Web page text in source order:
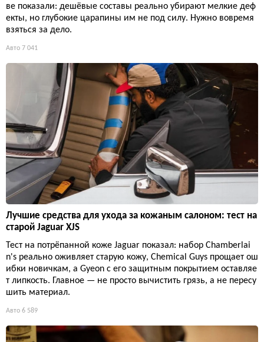
ве показали: дешёвые составы реально убирают мелкие деф
екты, но глубокие царапины им не под силу. Нужно вовремя
взяться за дело.
Авто 7 041
Лучшие средства для ухода за кожаным салоном: тест на
старой Jaguar XJS
Тест на потрёпанной коже Jaguar показал: набор Chamberlai
n's реально оживляет старую кожу, Chemical Guys прощает ош
ибки новичкам, а Gyeon с его защитным покрытием оставляе
т липкость. Главное — не просто вычистить грязь, а не пересу
шить материал.
Авто 6 589